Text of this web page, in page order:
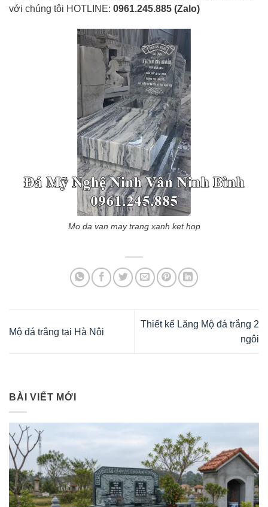
với chúng tôi HOTLINE: 0961.245.885 (Zalo)
Mo da van may trang xanh ket hop
Mộ đá trắng tại Hà Nội
Thiết kế Lăng Mộ đá trắng 2
ngôi
BÀI VIẾT MỚI